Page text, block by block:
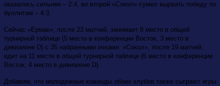
оказались сильнее – 2:4, во второй «Сокол» сумел вырвать победу по
буллитам – 4:3.
Сейчас «Ермак», после 23 матчей, занимает 8 место в общей
турнирной таблице (5 место в конференции Восток, 3 место в
дивизионе D) с 35 набранными очками. «Сокол», после 19 матчей,
идет на 11 месте в общей турнирной таблице (6 место в конференции
Восток, 4 место в дивизионе D).
Добавим, что молодежные команды обоих клубов также сыграют игры